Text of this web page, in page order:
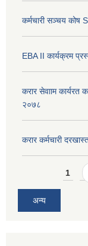
कर्मचारी सञ्चय
EBA II कार्यक्रम
करार सेवााम कार्यरत
२०७८
करार कर्मचारी
Pages1
अन्य